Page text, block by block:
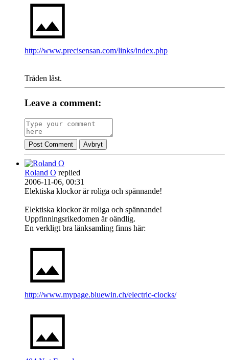
http://www.precisensan.com/links/index.php
Tråden låst.
Leave a comment:
Post Comment Avbryt
Roland O replied
2006-11-06, 00:31
Elektiska klockor är roliga och spännande!
Elektiska klockor är roliga och spännande!
Uppfinningsrikedomen är oändlig.
En verkligt bra länksamling finns här:
http://www.mypage.bluewin.ch/electric-clocks/